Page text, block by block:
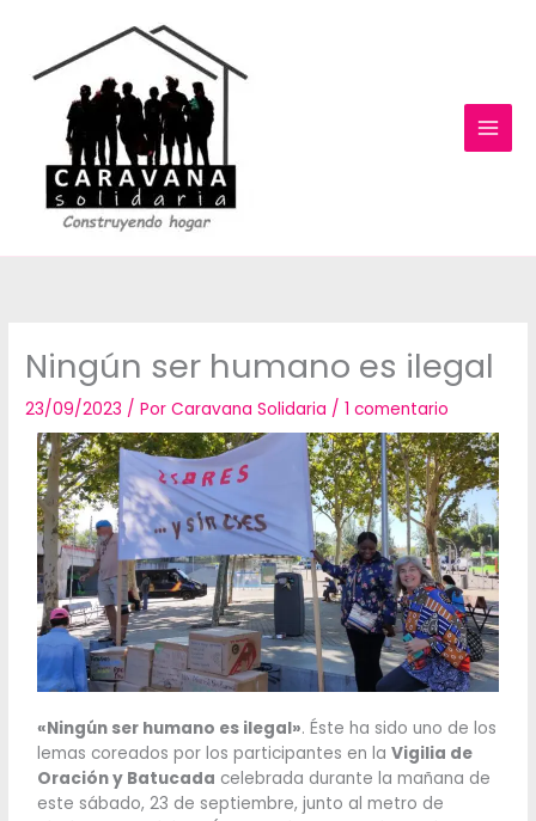
contenido
Ningún ser humano es ilegal
23/09/2023 / PorCaravana Solidaria /1 comentario
«Ningún ser humano es ilegal». Éste ha sido uno de los
lemas coreados por los participantes en laVigilia de
Oración y Batucada celebrada durante la mañana de
este sábado, 23 de septiembre, junto al metro de